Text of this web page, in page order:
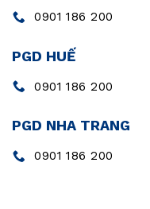
0901 186 200
PGD HUẾ
0901 186 200
PGD NHA TRANG
0901 186 200